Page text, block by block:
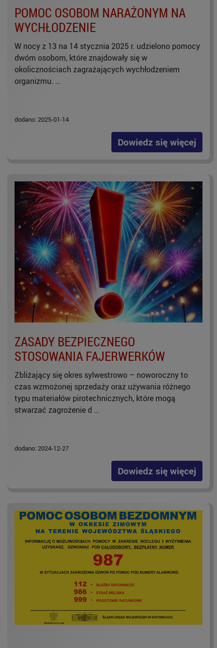
POMOC OSOBOM NARAŻONYM NA
WYCHŁODZENIE
W nocy z 13 na 14 stycznia 2025 r. udzielono pomocy
dwóm osobom, które znajdowały się w
okolicznościach zagrażających wychłodzeniem
organizmu. …
dodano: 2025-01-14
Dowiedz się więcej
ZASADY BEZPIECZNEGO
STOSOWANIA FAJERWERKÓW
Zbliżający się okres sylwestrowo – noworoczny to
czas wzmożonej sprzedaży oraz używania różnego
typu materiałów pirotechnicznych, które mogą
stwarzać zagrożenie d …
dodano: 2024-12-27
Dowiedz się więcej